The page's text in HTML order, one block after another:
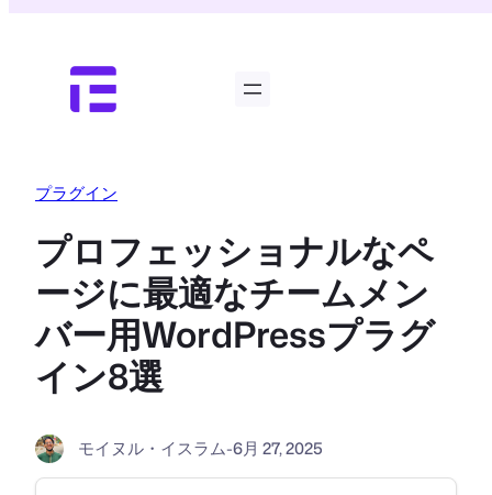
プラグイン
プロフェッショナルなペ
ージに最適なチームメン
バー用WordPressプラグ
イン8選
モイヌル・イスラム-6月 27, 2025